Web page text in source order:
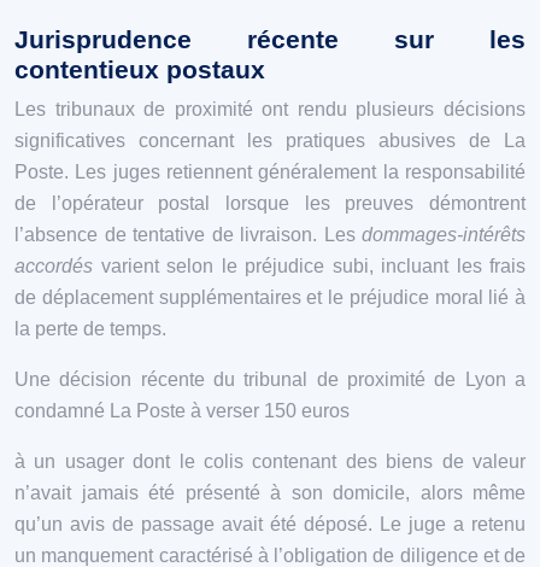
Jurisprudence récente sur les
contentieux postaux
Les tribunaux de proximité ont rendu plusieurs décisions
significatives concernant les pratiques abusives de La
Poste. Les juges retiennent généralement la responsabilité
de l’opérateur postal lorsque les preuves démontrent
l’absence de tentative de livraison. Les dommages-intérêts
accordés varient selon le préjudice subi, incluant les frais
de déplacement supplémentaires et le préjudice moral lié à
la perte de temps.
Une décision récente du tribunal de proximité de Lyon a
condamné La Poste à verser 150 euros
à un usager dont le colis contenant des biens de valeur
n’avait jamais été présenté à son domicile, alors même
qu’un avis de passage avait été déposé. Le juge a retenu
un manquement caractérisé à l’obligation de diligence et de